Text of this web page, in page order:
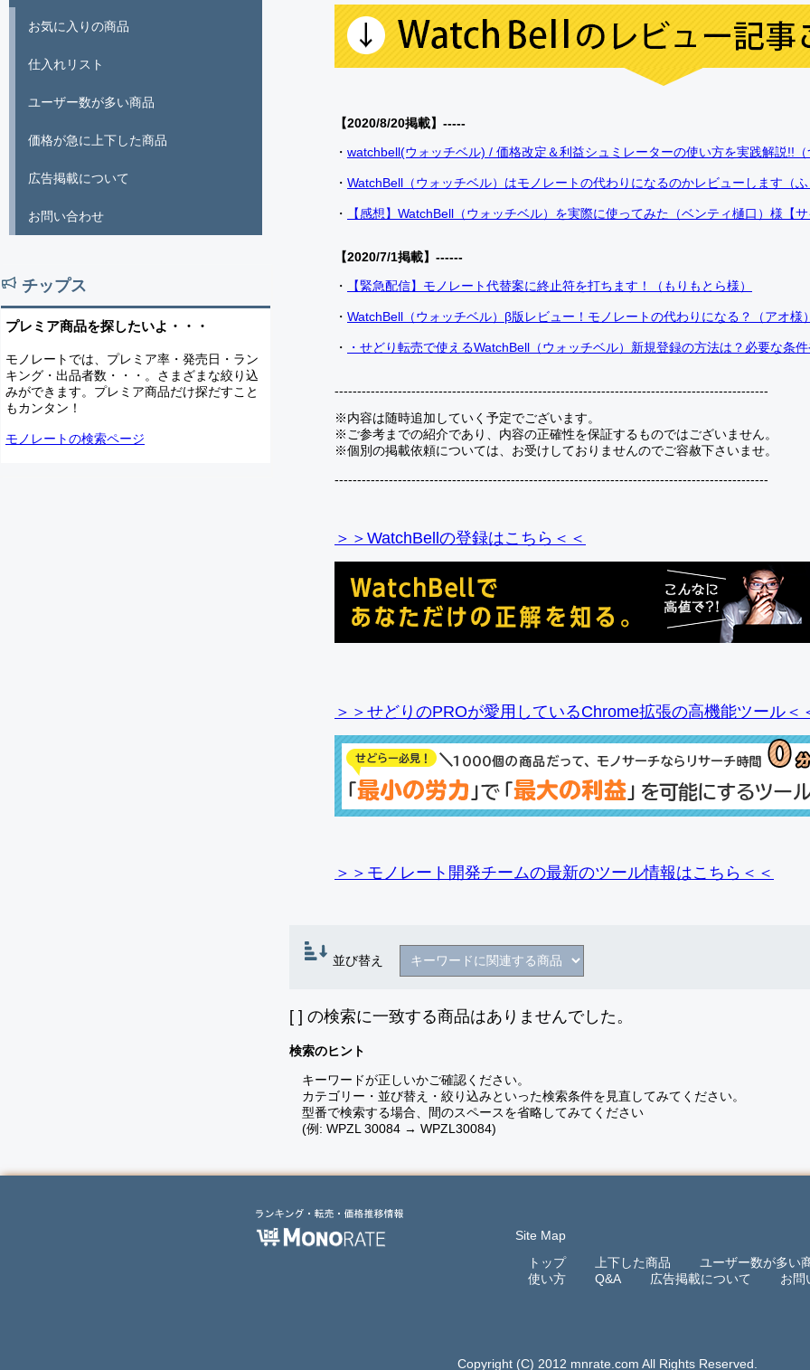
【2020/8/20掲載】-----
・ watchbell(ウォッチベル) / 価格改定＆利益シュミレーターの使い方を実践解説!!
・ WatchBell（ウォッチベル）はモノレートの代わりになるのかレビューします（
・ 【感想】WatchBell（ウォッチベル）を実際に使ってみた（ベンティ樋口）様【
【2020/7/1掲載】------
・
【緊急配信】モノレート代替案に終止符を打ちます！（もりもとら様）
・ WatchBell（ウォッチベル）β版レビュー！モノレートの代わりになる？（アオ様
・ ・せどり転売で使えるWatchBell（ウォッチベル）新規登録の方法は？必要な条
------------------------------------------------------------------------------------------------
※内容は随時追加していく予定でございます。
※ご参考までの紹介であり、内容の正確性を保証するものではございません。
※個別の掲載依頼については、お受けしておりませんのでご容赦下さいませ。
------------------------------------------------------------------------------------------------
＞＞WatchBellの登録はこちら＜＜
＞＞せどりのPROが愛用しているChrome拡張の高機能ツール＜
＞＞モノレート開発チームの最新のツール情報はこちら＜＜
並び替え
[ ] の検索に一致する商品はありませんでした。
検索のヒント
キーワードが正しいかご確認ください。
カテゴリー・並び替え・絞り込みといった検索条件を見直してみてください。
型番で検索する場合、間のスペースを省略してみてください
(例: WPZL 30084 → WPZL30084)
お気に入りの商品
仕入れリスト
ユーザー数が多い商品
価格が急に上下した商品
広告掲載について
お問い合わせ
チップス
プレミア商品を探したいよ・・・
モノレートでは、プレミア率・発売日・ラン
キング・出品者数・・・。さまざまな絞り込
みができます。プレミア商品だけ探だすこと
もカンタン！
モノレートの検索ページ
Site Map
トップ
上下した商品
ユーザー数が多い
使い方
Q&A 広告掲載について お問
Copyright (C) 2012 mnrate.com All Rights Reserved.